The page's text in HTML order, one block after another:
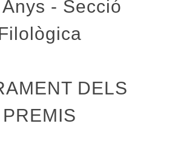
- Secció
DELS
PREMIS